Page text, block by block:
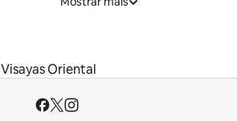
Visayas Oriental